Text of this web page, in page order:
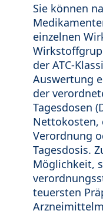
Sie können
einzelnen
der ATC-
Auswertung
der
Tagesdosen
Nettokosten,
Verordnung
Tagesdosis.
Möglichkeit,
teuersten